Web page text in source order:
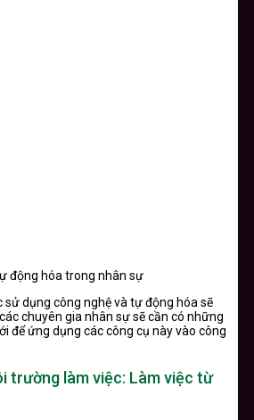
động hóa trong nhân sự
sử dụng công nghệ và tự động hóa sẽ
chuyên gia nhân sự sẽ cần có những
để ứng dụng các công cụ này vào công
trường làm việc: Làm việc từ